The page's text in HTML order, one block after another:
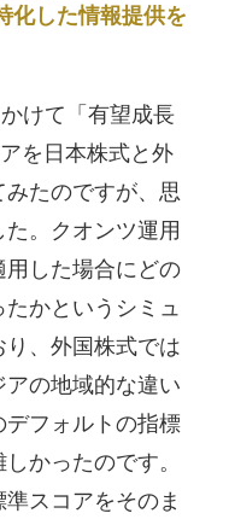
化した情報提供を
けて「有望成長
を日本株式と外
たのですが、思
。クオンツ運用
した場合にどの
かというシミュ
、外国株式では
の地域的な違い
デフォルトの指標
かったのです。
スコアをそのま